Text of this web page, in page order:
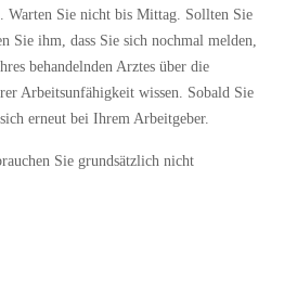
Warten Sie nicht bis Mittag. Sollten Sie
Sie ihm, dass Sie sich nochmal melden,
behandelnden Arztes über die
Arbeitsunfähigkeit wissen. Sobald Sie
erneut bei Ihrem Arbeitgeber.
Sie grundsätzlich nicht